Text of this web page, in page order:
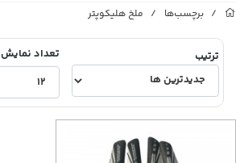
/ برچسب‌ها / ملخ هلیکوپتر
ترتیب تعداد نمایش